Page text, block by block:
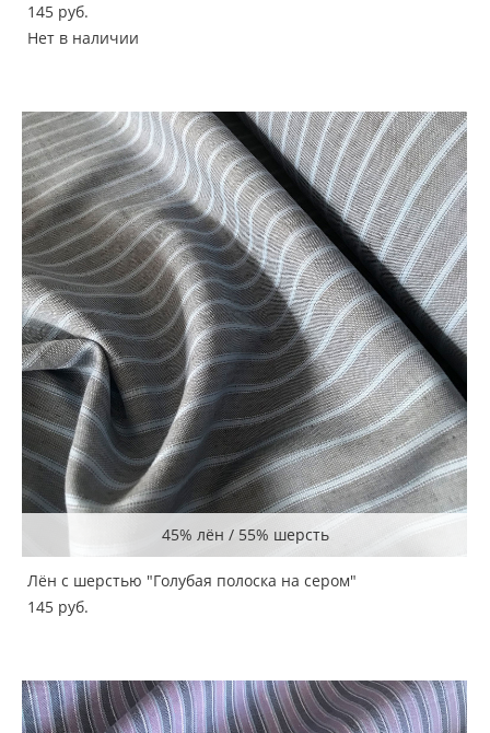
145 pуб.
Нет в наличии
45% лён / 55% шерсть
Лён с шерстью "Голубая полоска на сером"
145 pуб.